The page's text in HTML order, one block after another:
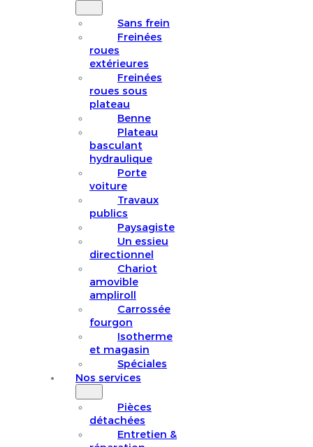
Sans frein
Freinées
roues
extérieures
Freinées
roues sous
plateau
Benne
Plateau
basculant
hydraulique
Porte
voiture
Travaux
publics
Paysagiste
Un essieu
directionnel
Chariot
amovible
ampliroll
Carrossée
fourgon
Isotherme
et magasin
Spéciales
Nos services
Pièces
détachées
Entretien &